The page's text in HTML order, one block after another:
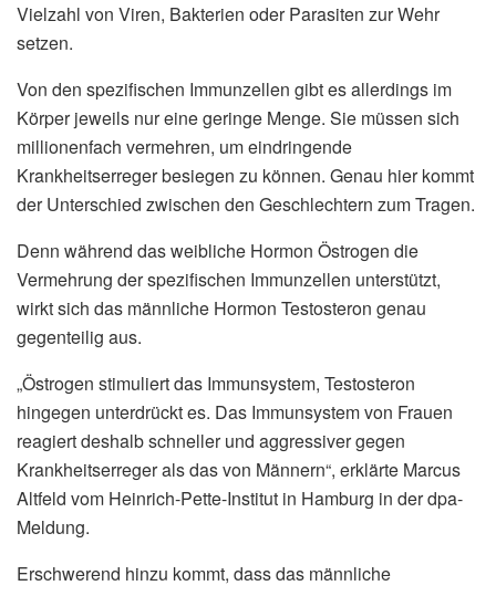
Vielzahl von Viren, Bakterien oder Parasiten zur Wehr
setzen.
Von den spezifischen Immunzellen gibt es allerdings im
Körper jeweils nur eine geringe Menge. Sie müssen sich
millionenfach vermehren, um eindringende
Krankheitserreger besiegen zu können. Genau hier kommt
der Unterschied zwischen den Geschlechtern zum Tragen.
Denn während das weibliche Hormon Östrogen die
Vermehrung der spezifischen Immunzellen unterstützt,
wirkt sich das männliche Hormon Testosteron genau
gegenteilig aus.
„Östrogen stimuliert das Immunsystem, Testosteron
hingegen unterdrückt es. Das Immunsystem von Frauen
reagiert deshalb schneller und aggressiver gegen
Krankheitserreger als das von Männern“, erklärte Marcus
Altfeld vom Heinrich-Pette-Institut in Hamburg in der dpa-
Meldung.
Erschwerend hinzu kommt, dass das männliche